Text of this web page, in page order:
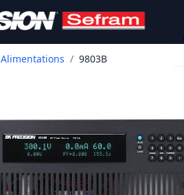
Alimentations / 9803B